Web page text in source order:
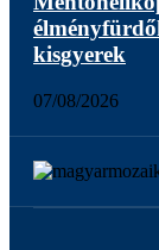
kisgyerek
07/08/2026